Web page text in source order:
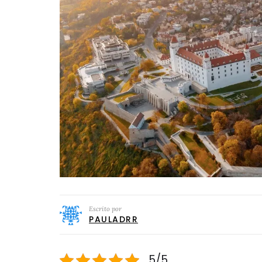
Escrito por
PAULADRR